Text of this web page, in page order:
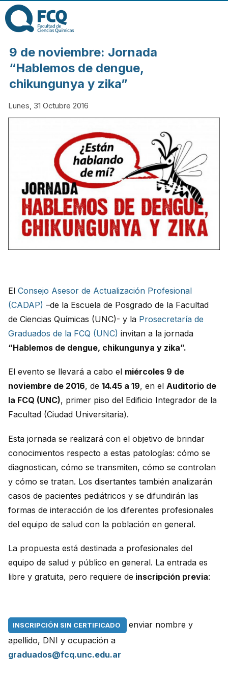
FACULTAD DE
CIENCIAS
QUÍMICAS DE
UNIVERSIDAD
NACIONAL DE
CÓRDOBA
9 de noviembre: Jornada
“Hablemos de dengue,
chikungunya y zika”
Lunes, 31 Octubre 2016
El Consejo Asesor de Actualización Profesional
(CADAP) –de la Escuela de Posgrado de la Facultad
de Ciencias Químicas (UNC)- y la Prosecretaría de
Graduados de la FCQ (UNC) invitan a la jornada
“Hablemos de dengue, chikungunya y zika”.
El evento se llevará a cabo el miércoles 9 de
noviembre de 2016, de 14.45 a 19, en el Auditorio de
la FCQ (UNC), primer piso del Edificio Integrador de la
Facultad (Ciudad Universitaria).
Esta jornada se realizará con el objetivo de brindar
conocimientos respecto a estas patologías: cómo se
diagnostican, cómo se transmiten, cómo se controlan
y cómo se tratan. Los disertantes también analizarán
casos de pacientes pediátricos y se difundirán las
formas de interacción de los diferentes profesionales
del equipo de salud con la población en general.
La propuesta está destinada a profesionales del
equipo de salud y público en general. La entrada es
libre y gratuita, pero requiere de inscripción previa:
INSCRIPCIÓN SIN CERTIFICADO
enviar nombre y
apellido, DNI y ocupación a
graduados@fcq.unc.edu.ar